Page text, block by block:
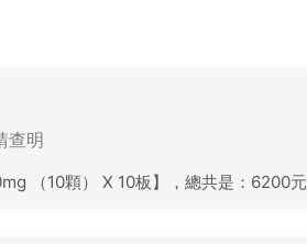
查明
（10顆） X 10板】，總共是：6200元